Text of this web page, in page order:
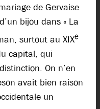
de Gervaise
bijou dans « La
surtout au XIXe
capital, qui
On n’en
avait bien raison
un